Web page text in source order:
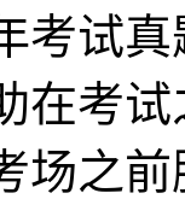
考试
在考
场之